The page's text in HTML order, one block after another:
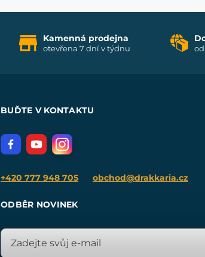
Kamenná prodejna
otevřena 7 dní v týdnu od
BUĎTE V KONTAKTU
+420 777 948 705 obchod@drakkaria.cz
ODBĚR NOVINEK